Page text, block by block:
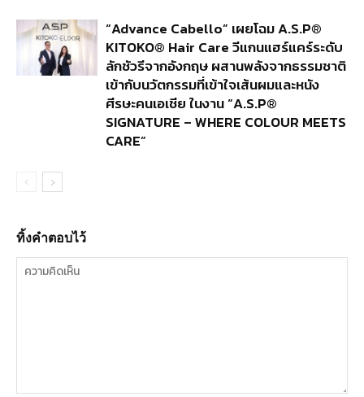
“Advance Cabello” เผยโฉม A.S.P®
KITOKO® Hair Care วีแกนแฮร์แคร์ระดับ
ลักชัวรีจากอังกฤษ ผสานพลังจากธรรมชาติ
เข้ากับนวัตกรรมที่เข้าใจเส้นผมและหนัง
ศีรษะคนเอเชีย ในงาน “A.S.P®
SIGNATURE – WHERE COLOUR MEETS
CARE”
ทิ้งคำตอบไว้